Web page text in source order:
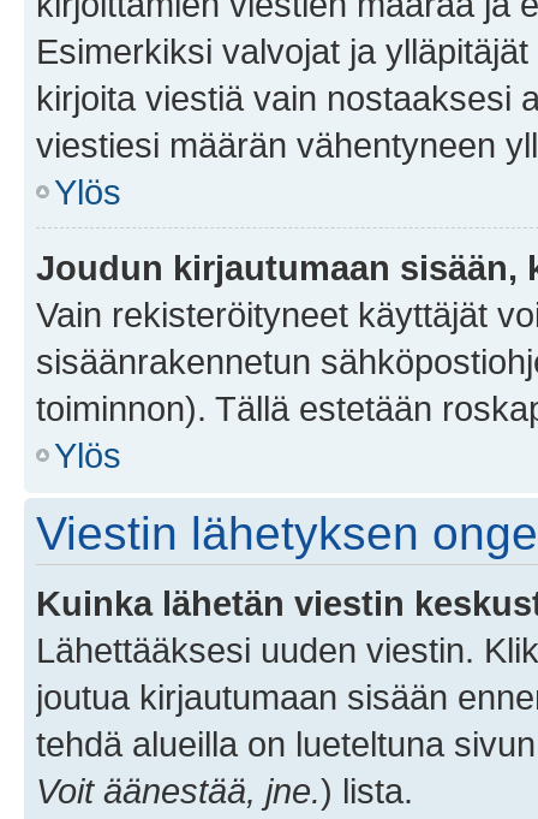
Esimerkiksi valvojat ja
kirjoita viestiä vain nostaaksesi
viestiesi määrän vähentyneen
Ylös
Joudun kirjautumaan sisään,
Vain rekisteröityneet käyttäjät
sisäänrakennetun
toiminnon). Tällä estetään
Ylös
Viestin lähetyksen
Kuinka lähetän viestin
Lähettääksesi uuden viestin.
joutua kirjautumaan sisään
tehdä alueilla on lueteltuna
Voit äänestää, jne.) lista.